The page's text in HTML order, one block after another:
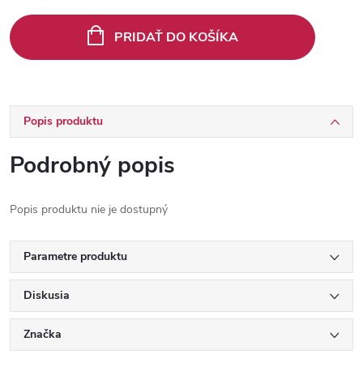
cena:
PRIDAŤ DO KOŠÍKA
Popis produktu
Podrobný popis
Popis produktu nie je dostupný
Parametre produktu
Diskusia
Značka